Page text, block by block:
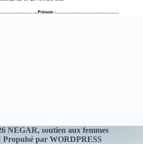
NEGAR, soutien aux femmes
Propulsé par WORDPRESS